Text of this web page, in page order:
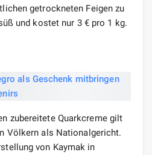
getrockneten Feigen zu
und kostet nur 3 € pro 1 kg.
zubereitete Quarkcreme gilt
Völkern als Nationalgericht.
von Kaymak in